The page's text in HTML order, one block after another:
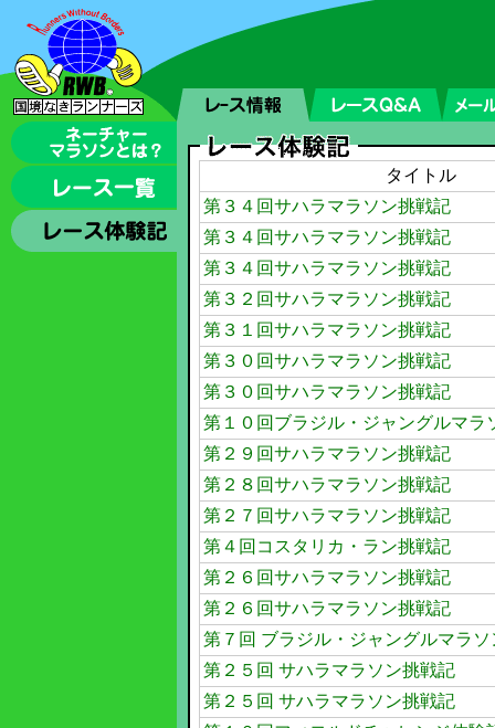
タイトル
第３４回サハラマラソン挑戦記
第３４回サハラマラソン挑戦記
第３４回サハラマラソン挑戦記
第３２回サハラマラソン挑戦記
第３１回サハラマラソン挑戦記
第３０回サハラマラソン挑戦記
第３０回サハラマラソン挑戦記
第１０回ブラジル・ジャングルマラ
第２９回サハラマラソン挑戦記
第２８回サハラマラソン挑戦記
第２７回サハラマラソン挑戦記
第４回コスタリカ・ラン挑戦記
第２６回サハラマラソン挑戦記
第２６回サハラマラソン挑戦記
第７回 ブラジル・ジャングルマラ
第２５回 サハラマラソン挑戦記
第２５回 サハラマラソン挑戦記